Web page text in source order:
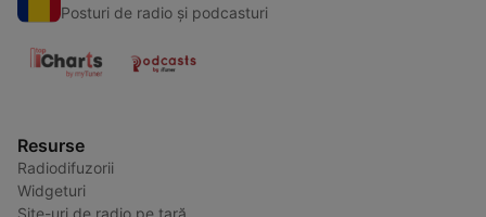
Posturi de radio și podcasturi
Resurse
Radiodifuzorii
Widgeturi
Site-uri de radio pe țară